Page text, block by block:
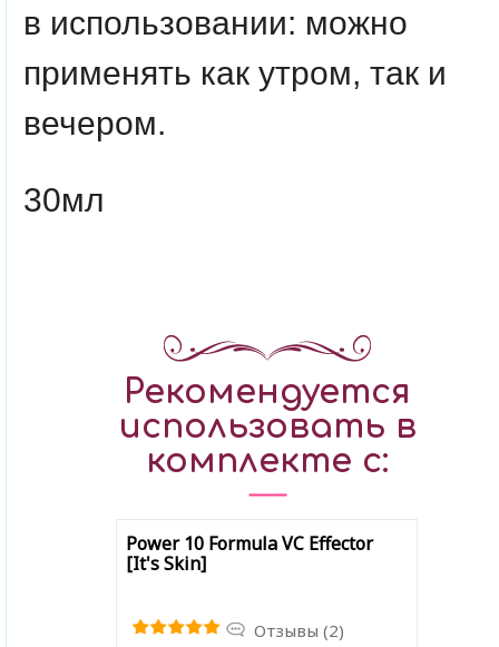
в использовании: можно
применять как утром, так и
вечером.
30мл
Рекомендуется
использовать в
комплекте с:
Power 10 Formula VC Effector
[It's Skin]
Отзывы (2)